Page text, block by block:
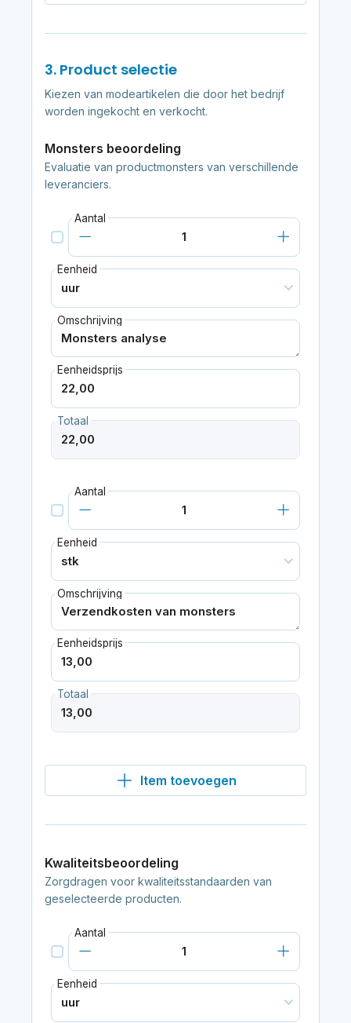
3. Product selectie
Kiezen van modeartikelen die door het bedrijf
worden ingekocht en verkocht.
Monsters beoordeling
Evaluatie van productmonsters van verschillende
leveranciers.
Aantal
Eenheid
Omschrijving
Eenheidsprijs
Totaal
Aantal
Eenheid
Omschrijving
Eenheidsprijs
Totaal
Item toevoegen
Kwaliteitsbeoordeling
Zorgdragen voor kwaliteitsstandaarden van
geselecteerde producten.
Aantal
Eenheid